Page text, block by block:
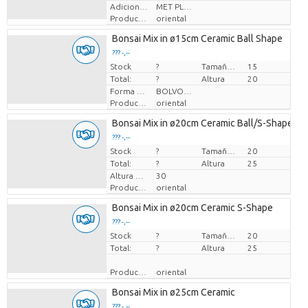
Productor
oriental
Bonsai Mix in ø15cm Ceramic Ball Shape
??? -,--
Precio por pieza
Stock ?
15
Total:
? Altura
20
Productor
oriental
Bonsai Mix in ø20cm Ceramic Ball/S-Shape
??? -,--
Precio por pieza
Stock ?
20
Total:
? Altura
25
30
Productor
oriental
Bonsai Mix in ø20cm Ceramic S-Shape
??? -,--
Precio por pieza
Stock ?
20
Total:
? Altura 25
Productor oriental
Bonsai Mix in ø25cm Ceramic